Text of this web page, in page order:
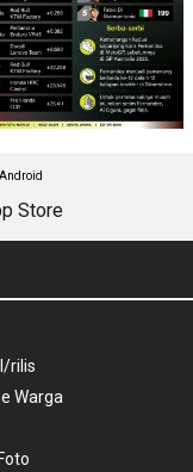
rilis
Warga